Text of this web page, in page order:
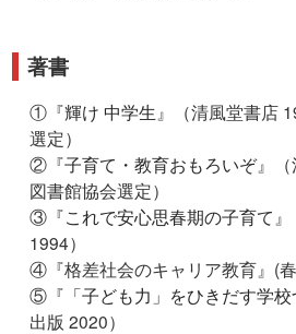
著書
①『輝け 中学生 』（清風堂書店
選定）
②『子育て・教育おもろいぞ』
図書館協会選定）
③『これで安心思春期の子育て
1994）
④『格差社会のキャリア教育』(
⑤『 「子ども力」をひきだす学校
出版 2020）